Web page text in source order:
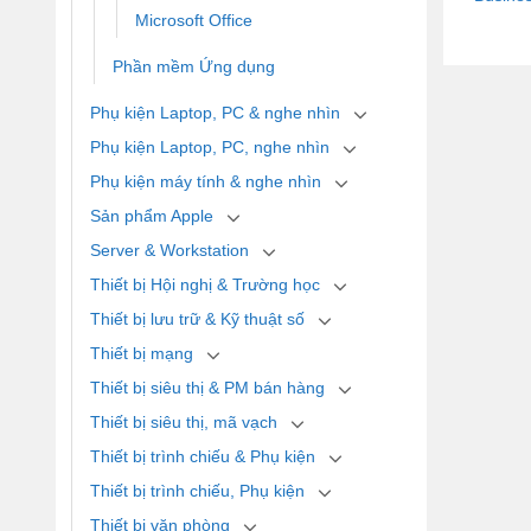
Microsoft Office
Phần mềm Ứng dụng
Phụ kiện Laptop, PC & nghe nhìn
Phụ kiện Laptop, PC, nghe nhìn
Phụ kiện máy tính & nghe nhìn
Sản phẩm Apple
Server & Workstation
Thiết bị Hội nghị & Trường học
Thiết bị lưu trữ & Kỹ thuật số
Thiết bị mạng
Thiết bị siêu thị & PM bán hàng
Thiết bị siêu thị, mã vạch
Thiết bị trình chiếu & Phụ kiện
Thiết bị trình chiếu, Phụ kiện
Thiết bị văn phòng